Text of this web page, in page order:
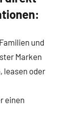
und
Marken
leasen oder
einen